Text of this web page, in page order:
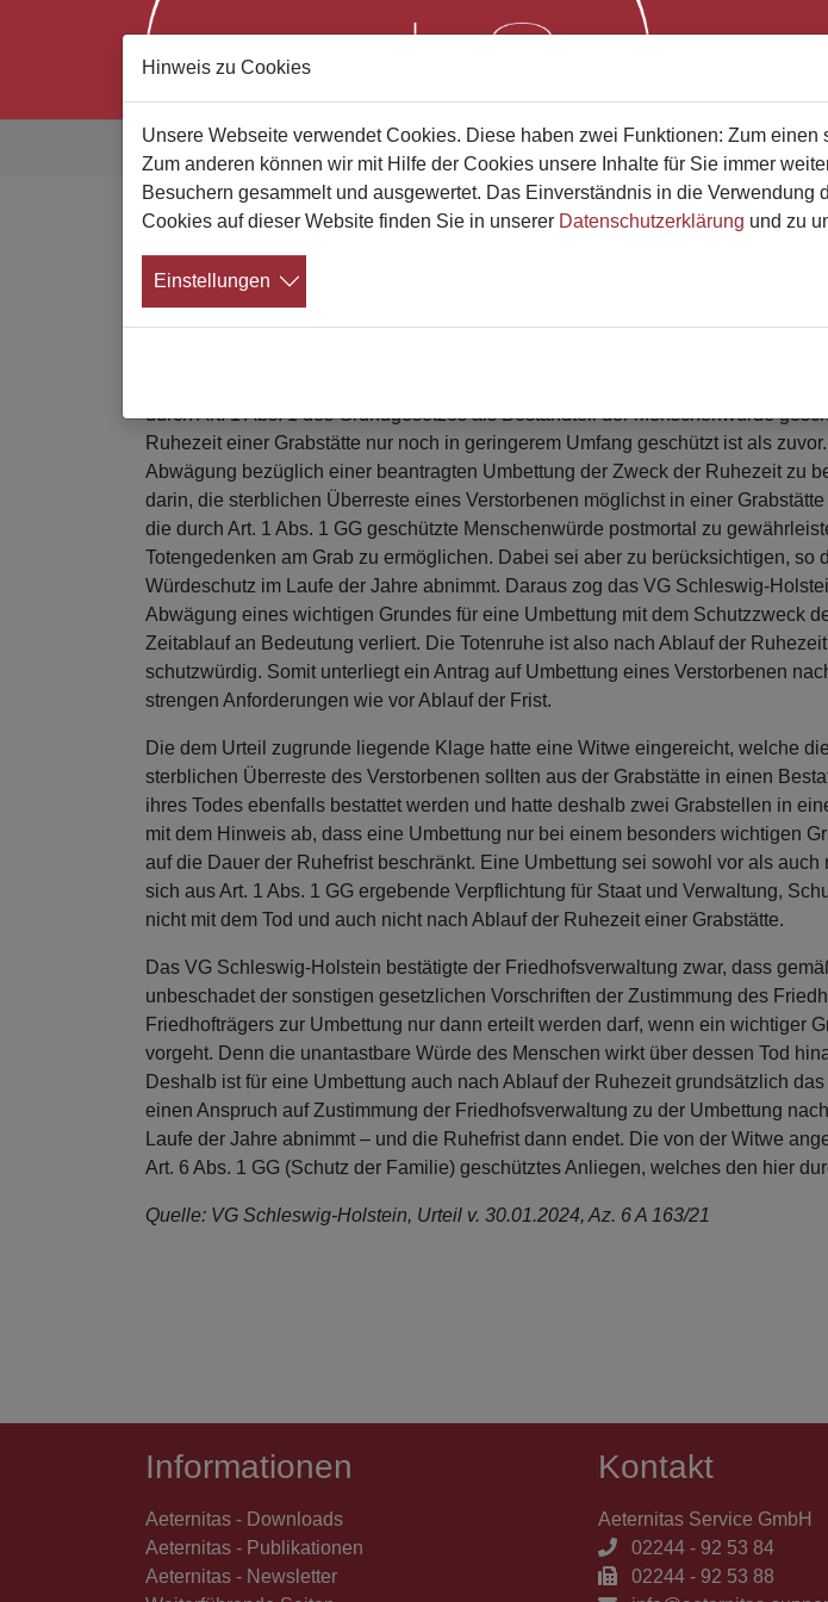
Zum Hauptinhalt springen
Sie sind hier:
Gute Bestatter Alle News News Details
Totenruhe nach Ablauf der Ruhezeit in
Urteil des Schleswig-Holsteinischen Verwaltungsgerichts
Das Schleswig-Holsteinische Verwaltungsgericht in Schleswig hat in einem
durch Art. 1 Abs. 1 des Grundgesetzes als Bestandteil der Menschenwürde
Ruhezeit einer Grabstätte nur noch in geringerem Umfang geschützt ist als
Abwägung bezüglich einer beantragten Umbettung der Zweck der Ruhezeit zu
darin, die sterblichen Überreste eines Verstorbenen möglichst in einer
die durch Art. 1 Abs. 1 GG geschützte Menschenwürde postmortal zu
Totengedenken am Grab zu ermöglichen. Dabei sei aber zu berücksichtigen, so
Würdeschutz im Laufe der Jahre abnimmt. Daraus zog das VG Schleswig-
Abwägung eines wichtigen Grundes für eine Umbettung mit dem Schutzzweck
Zeitablauf an Bedeutung verliert. Die Totenruhe ist also nach Ablauf der
schutzwürdig. Somit unterliegt ein Antrag auf Umbettung eines Verstorbenen
strengen Anforderungen wie vor Ablauf der Frist.
Die dem Urteil zugrunde liegende Klage hatte eine Witwe eingereicht, welche
sterblichen Überreste des Verstorbenen sollten aus der Grabstätte in einen
ihres Todes ebenfalls bestattet werden und hatte deshalb zwei Grabstellen in
mit dem Hinweis ab, dass eine Umbettung nur bei einem besonders wichtigen
auf die Dauer der Ruhefrist beschränkt. Eine Umbettung sei sowohl vor als
sich aus Art. 1 Abs. 1 GG ergebende Verpflichtung für Staat und Verwaltung,
nicht mit dem Tod und auch nicht nach Ablauf der Ruhezeit einer Grabstätte.
Das VG Schleswig-Holstein bestätigte der Friedhofsverwaltung zwar, dass
unbeschadet der sonstigen gesetzlichen Vorschriften der Zustimmung des
Friedhofträgers zur Umbettung nur dann erteilt werden darf, wenn ein wichtiger
vorgeht. Denn die unantastbare Würde des Menschen wirkt über dessen Tod
Deshalb ist für eine Umbettung auch nach Ablauf der Ruhezeit grundsätzlich
einen Anspruch auf Zustimmung der Friedhofsverwaltung zu der Umbettung
Laufe der Jahre abnimmt – und die Ruhefrist dann endet. Die von der Witwe
Art. 6 Abs. 1 GG (Schutz der Familie) geschütztes Anliegen, welches den hier
Quelle: VG Schleswig-Holstein, Urteil v. 30.01.2024, Az. 6 A 163/21
Informationen
Aeternitas - Downloads
Aeternitas - Publikationen
Aeternitas - Newsletter
Kontakt
Aeternitas Service GmbH
02244 - 92 53 84
02244 - 92 53 88
Hinweis zu Cookies
Unsere Webseite verwendet Cookies. Diese haben zwei Funktionen: Zum
Zum anderen können wir mit Hilfe der Cookies unsere Inhalte für Sie immer
Besuchern gesammelt und ausgewertet. Das Einverständnis in die
Cookies auf dieser Website finden Sie in unserer Datenschutzerklärung und zu
Einstellungen